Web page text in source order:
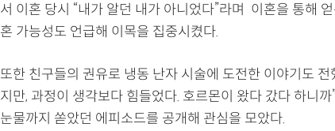
서 이혼 당시 “내가 알던 내가 아니었다”라며 이혼을 통해
혼 가능성도 언급해 이목을 집중시켰다.
또한 친구들의 권유로 냉동 난자 시술에 도전한 이야기도 전
지만, 과정이 생각보다 힘들었다. 호르몬이 왔다 갔다 하니
눈물까지 쏟았던 에피소드를 공개해 관심을 모았다.